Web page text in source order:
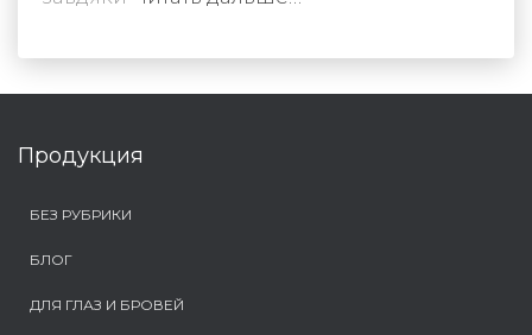
Продукция
БЕЗ РУБРИКИ
БЛОГ
ДЛЯ ГЛАЗ И БРОВЕЙ